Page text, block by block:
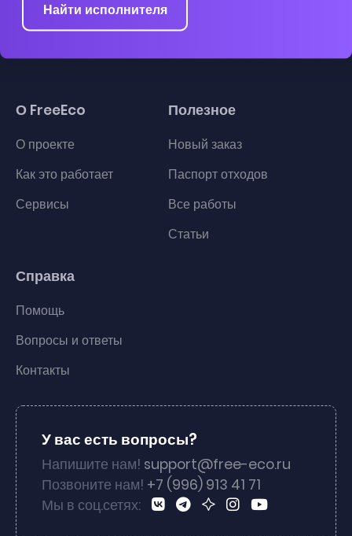
Найти исполнителя
О FreeEco
О проекте
Как это работает
Сервисы
Полезное
Новый заказ
Паспорт отходов
Все работы
Статьи
Справка
Помощь
Вопросы и ответы
Контакты
У вас есть вопросы?
Напишите нам! support@free-eco.ru
Позвоните нам! +7 (996) 913 41 71
Мы в соц.сетях: